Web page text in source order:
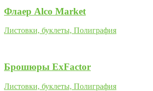
Флаер Alco Market
Листовки, буклеты, Полиграфия
Брошюры ExFactor
Листовки, буклеты, Полиграфия